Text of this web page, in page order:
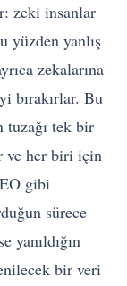
zeki insanlar
yüzden yanlış
zekalarına
bırakırlar. Bu
tuzağı tek bir
ve her biri için
gibi
sürece
yanıldığın
bir veri